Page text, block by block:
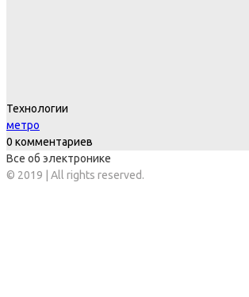
Технологии
метро
0 комментариев
Все об электронике
© 2019 | All rights reserved.